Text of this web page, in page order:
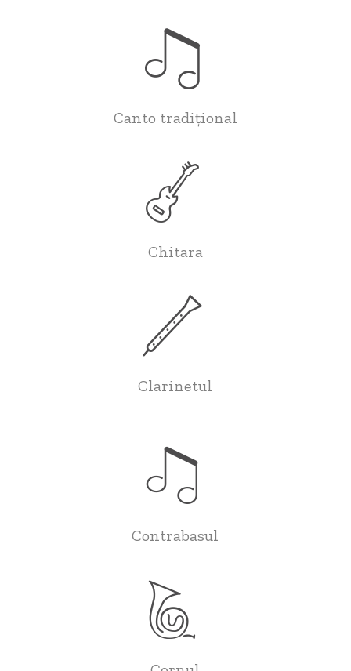
Canto tradițional
Chitara
Clarinetul
Contrabasul